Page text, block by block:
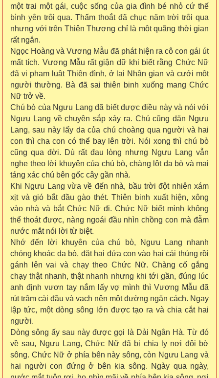
một trai một gái, cuộc sống của gia đình bé nhỏ cứ thế
bình yên trôi qua. Thấm thoắt đã chục năm trời trôi qua
nhưng với trên Thiên Thượng chỉ là một quãng thời gian
rất ngắn.
Ngọc Hoàng và Vương Mẫu đã phát hiện ra cô con gái út
mất tích. Vương Mẫu rất giận dữ khi biết rằng Chức Nữ
đã vi phạm luật Thiên đình, ở lại Nhân gian và cưới một
người thường. Bà đã sai thiên binh xuống mang Chức
Nữ trở về.
Chú bò của Ngưu Lang đã biết được điều này và nói với
Ngưu Lang về chuyện sắp xảy ra. Chú cũng dặn Ngưu
Lang, sau này lấy da của chú choàng qua người và hai
con thì cha con có thể bay lên trời. Nói xong thì chú bò
cũng qua đời. Dù rất đau lòng nhưng Ngưu Lang vẫn
nghe theo lời khuyên của chú bò, chàng lột da bò và mai
táng xác chú bên gốc cây gần nhà.
Khi Ngưu Lang vừa về đến nhà, bầu trời đột nhiên xám
xịt và gió bắt đầu gào thét. Thiên binh xuất hiện, xông
vào nhà và bắt Chức Nữ đi. Chức Nữ biết mình không
thể thoát được, nàng ngoái đầu nhìn chồng con mà đẫm
nước mắt nói lời từ biệt.
Nhớ đến lời khuyên của chú bò, Ngưu Lang nhanh
chóng khoác da bò, đặt hai đứa con vào hai cái thúng rồi
gánh lên vai và chạy theo Chức Nữ. Chàng cố gắng
chạy thật nhanh, thật nhanh nhưng khi tới gần, đúng lúc
anh định vươn tay nắm lấy vợ mình thì Vương Mẫu đã
rút trâm cài đầu và vạch nên một đường ngăn cách. Ngay
lập tức, một dòng sông lớn được tạo ra và chia cắt hai
người.
Dòng sông ấy sau này được gọi là Dải Ngân Hà. Từ đó
về sau, Ngưu Lang, Chức Nữ đã bị chia ly nơi đôi bờ
sông. Chức Nữ ở phía bên này sông, còn Ngưu Lang và
hai người con đứng ở bên kia sông. Ngày qua ngày,